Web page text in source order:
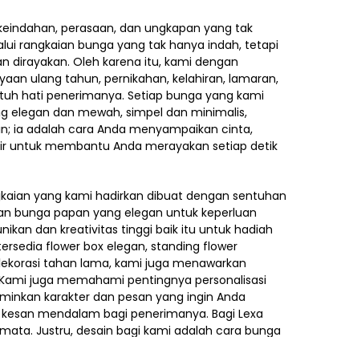
perasaan, dan ungkapan yang tak
rangkaian bunga yang tak hanya indah, tetapi
dirayakan. Oleh karena itu, kami dengan
ulang tahun, pernikahan, kelahiran, lamaran,
hati penerimanya. Setiap bunga yang kami
elegan dan mewah, simpel dan minimalis,
ia adalah cara Anda menyampaikan cinta,
untuk membantu Anda merayakan setiap detik
yang kami hadirkan dibuat dengan sentuhan
bunga papan yang elegan untuk keperluan
dan kreativitas tinggi baik itu untuk hadiah
flower box elegan, standing flower
tahan lama, kami juga menawarkan
juga memahami pentingnya personalisasi
karakter dan pesan yang ingin Anda
mendalam bagi penerimanya. Bagi Lexa
Justru, desain bagi kami adalah cara bunga